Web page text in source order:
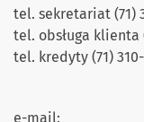
tel. sekretariat (71)
tel. obsługa klienta
tel. kredyty (71) 310-
e-mail: